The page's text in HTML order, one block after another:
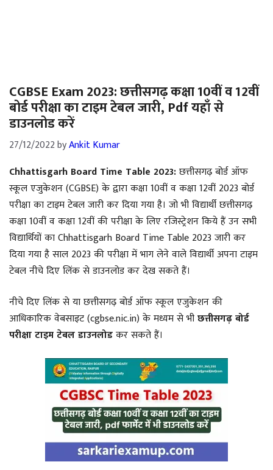
CGBSE Exam 2023: छत्तीसगढ़ कक्षा 10वीं व 12वीं
बोर्ड परीक्षा का टाइम टेबल जारी, Pdf यहाँ से
डाउनलोड करें
27/12/2022byAnkit Kumar
Chhattisgarh Board Time Table 2023:छत्तीसगढ़ बोर्ड ऑफ
स्कूल एजुकेशन (CGBSE) के द्वारा कक्षा 10वीं व कक्षा 12वीं 2023 बोर्ड
परीक्षा का टाइम टेबल जारी कर दिया गया है। जो भी विद्यार्थी छत्तीसगढ़
कक्षा 10वीं व कक्षा 12वीं की परीक्षा के लिए रजिस्ट्रेशन किये हैं उन सभी
विद्यार्थियों का Chhattisgarh Board Time Table 2023 जारी कर
दिया गया है साल 2023 की परीक्षा में भाग लेने वाले विद्यार्थी अपना टाइम
टेबल नीचे दिए लिंक से डाउनलोड कर देख सकते हैं।
नीचे दिए लिंक से या छत्तीसगढ़ बोर्ड ऑफ स्कूल एजुकेशन की
आधिकारिक वेबसाइट (cgbse.nic.in) के मध्यम से भीछत्तीसगढ़ बोर्ड
परीक्षा टाइम टेबल डाउनलोडकर सकते हैं।